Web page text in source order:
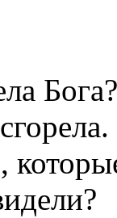
Бога?